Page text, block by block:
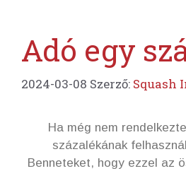
Adó egy
2024-03-08 Szerző: Squash
Ha még nem
százalékának
Benneteket, hogy ezzel az